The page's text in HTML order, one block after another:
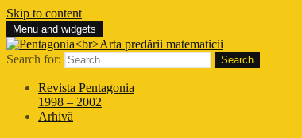
Skip to content
Pentagonia
Arta predării matematicii
Menu and widgets
Search for:
Revista Pentagonia
1998 – 2002
Arhivă